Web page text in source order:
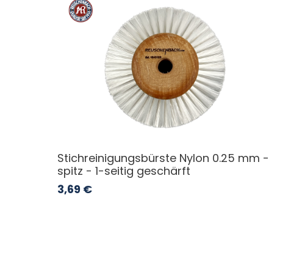
Stichreinigungsbürste Nylon 0.25 mm -
spitz - 1-seitig geschärft
3,69 €